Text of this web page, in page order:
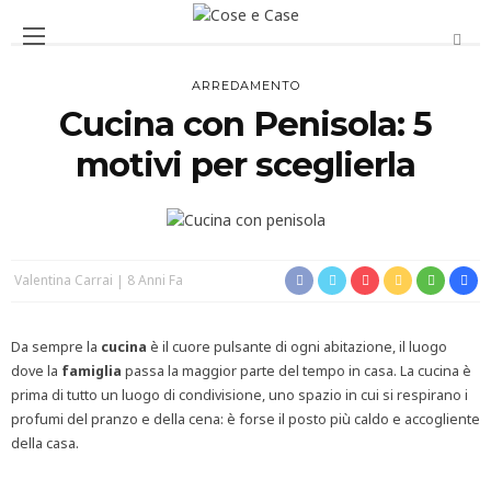
ARREDAMENTO
Cucina con Penisola: 5
motivi per sceglierla
Valentina Carrai 8 Anni Fa
Da sempre la cucina è il cuore pulsante di ogni abitazione, il luogo
dove la famiglia passa la maggior parte del tempo in casa. La cucina è
prima di tutto un luogo di condivisione, uno spazio in cui si respirano i
profumi del pranzo e della cena: è forse il posto più caldo e accogliente
della casa.